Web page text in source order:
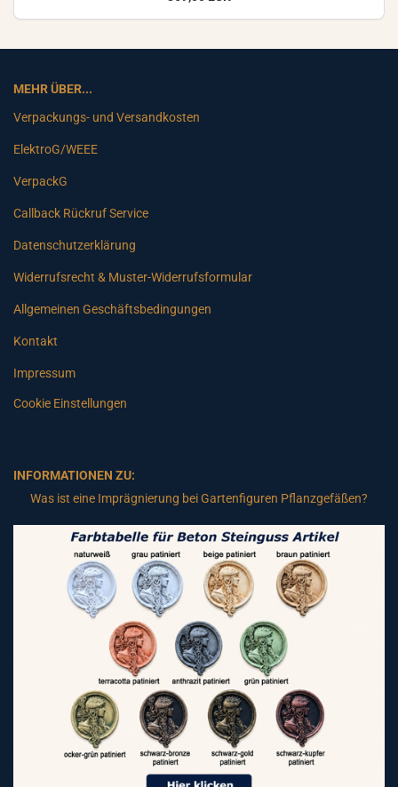
MEHR ÜBER...
Verpackungs- und Versandkosten
ElektroG/WEEE
VerpackG
Callback Rückruf Service
Datenschutzerklärung
Widerrufsrecht & Muster-Widerrufsformular
Allgemeinen Geschäftsbedingungen
Kontakt
Impressum
Cookie Einstellungen
INFORMATIONEN ZU:
Was ist eine Imprägnierung bei Gartenfiguren Pflanzgefäßen?